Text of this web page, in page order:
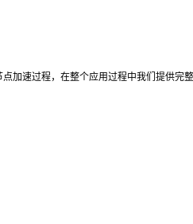
加速过程，在整个应用过程中我们提供完